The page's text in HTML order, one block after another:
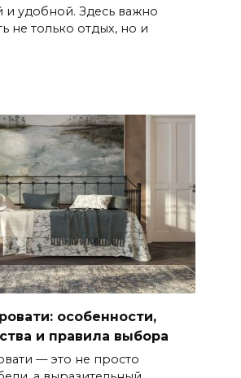
удобной. Здесь важно
не только отдых, но и
особенности,
и правила выбора
— это не просто